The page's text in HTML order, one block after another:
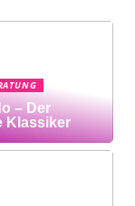
– Der
Klassiker